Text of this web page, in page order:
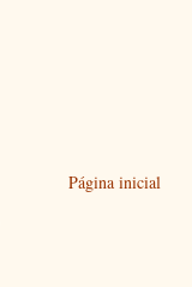
Página inicial